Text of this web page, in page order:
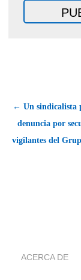
← Un sindicalista
denuncia por
vigilantes del
ACERCA DE